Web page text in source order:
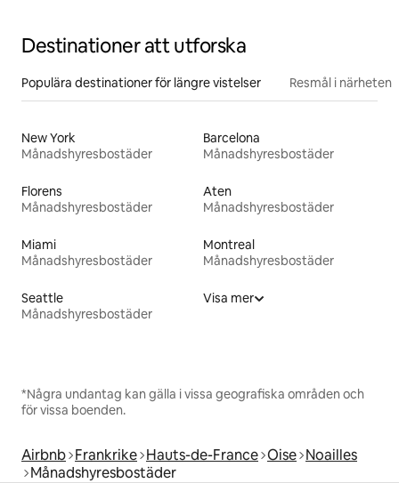
Destinationer att utforska
Populära destinationer för längre vistelser Resmål i närheten
New York
Månadshyresbostäder
Barcelona
Månadshyresbostäder
Florens
Månadshyresbostäder
Aten
Månadshyresbostäder
Miami
Månadshyresbostäder
Montreal
Månadshyresbostäder
Seattle
Månadshyresbostäder
Visa mer
*Några undantag kan gälla i vissa geografiska områden och
för vissa boenden.
Airbnb Frankrike Hauts-de-France Oise Noailles
Månadshyresbostäder